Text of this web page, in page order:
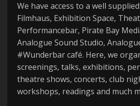
We have access to a well
Filmhaus, Exhibition Space,
Performancebar, Pirate Bay
Analogue Sound Studio,
#Wunderbar café. Here, we
screenings, talks, exhibitions,
theatre shows, concerts, club
workshops, readings and much